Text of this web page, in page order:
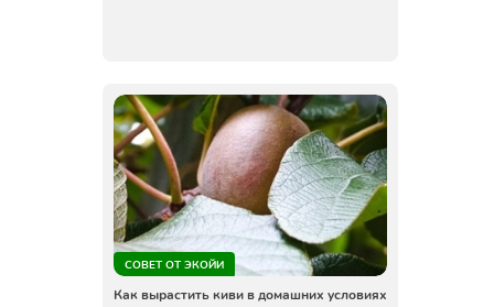
СОВЕТ ОТ ЭКОЙИ
Как вырастить киви в домашних условиях